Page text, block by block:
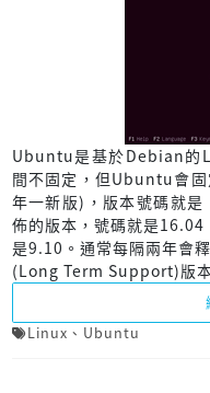
Ubuntu是基於Debian的
間不固定，但Ubuntu會
年一新版)，版本號碼就
佈的版本，號碼就是
是9.10。通常每隔兩年會
(Long Term Support)版
Linux 、 Ubuntu